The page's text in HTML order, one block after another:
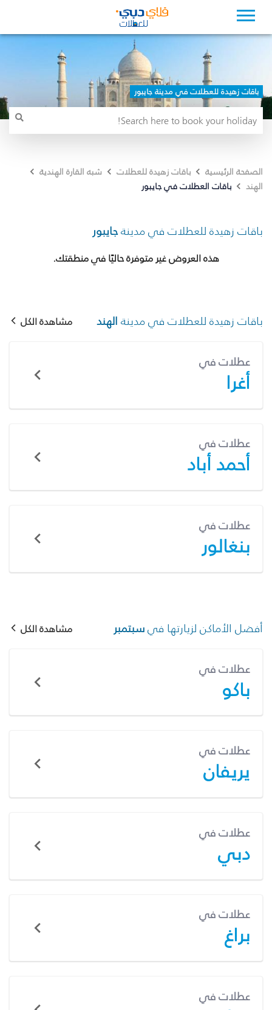
باقات زهيدة للعطلات في مدينة جايبور
الصفحة الرئيسية باقات زهيدة للعطلات
شبه القارة الهندية
الهند
باقات العطلات في جايبور
باقات زهيدة للعطلات في مدينةجايبور
هذه العروض غير متوفرة حاليًا في منطقتك.
باقات زهيدة للعطلات في مدينة الهند مشاهدة الكل
عطلات في
أغرا
عطلات في
أحمد أباد
عطلات في
بنغالور
أفضل الأماكن لزيارتها فيسبتمبر مشاهدة الكل
عطلات في
باكو
عطلات في
يريفان
عطلات في
دبي
عطلات في
براغ
عطلات في